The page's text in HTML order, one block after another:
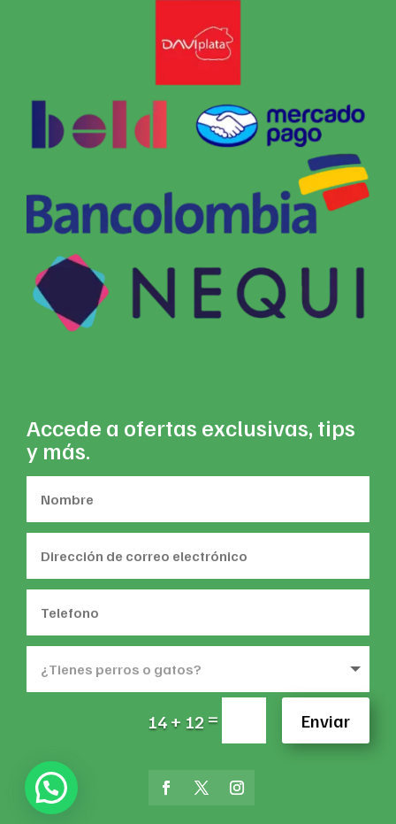
Accede a ofertas exclusivas, tips
y más.
14 + 12 = Enviar